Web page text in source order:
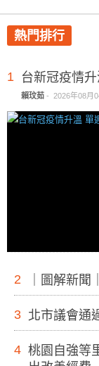
熱門排行
1 台新冠疫情
賴玟茹 - 2026年08月
2 ｜圖解新
3 北市議會通
4 桃園自強等